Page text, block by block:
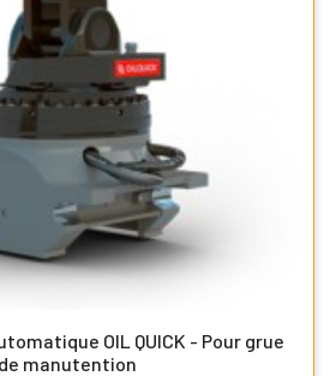
OIL QUICK - Pour grue
de manutention